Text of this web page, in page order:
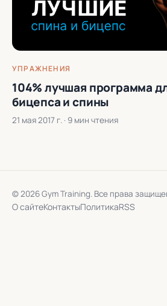
УПРАЖНЕНИЯ
104% лучшая программа
бицепса и спины
21 мая 2017 г. · 9 мин чтения
© 2026 Gym Training. Все права
О сайтеКонтактыПолитикаRSS